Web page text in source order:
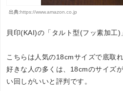
出典: https://www.amazon.co.jp
貝印(KAI)の「タルト型(フッ素加工)
こちらは人気の18cmサイズで底取
好きな人の多くは、18cmのサイズ
い回しがいいと評判です。